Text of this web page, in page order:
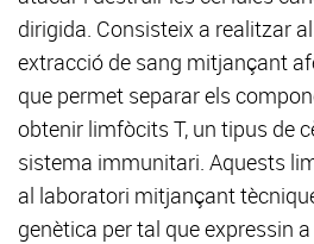
dirigida. Consisteix a realitzar
extracció de sang mitjançant
que permet separar els
obtenir limfòcits T, un tipus de
sistema immunitari. Aquests
al laboratori mitjançant
genètica per tal que expressin